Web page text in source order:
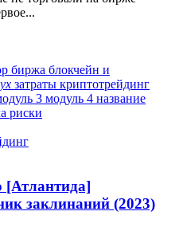
биржа блокчейн и
затраты криптотрейдинг
3 модуль 4 название
риски
[Атлантида]
заклинаний (2023)